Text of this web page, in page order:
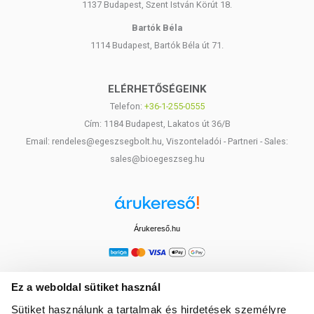
Ez a weboldal sütiket használ
Sütiket használunk a tartalmak és hirdetések személyre
1137 Budapest, Szent István Körút 18.
Bartók Béla
1114 Budapest, Bartók Béla út 71.
ELÉRHETŐSÉGEINK
Telefon: +36-1-255-0555
Cím: 1184 Budapest, Lakatos út 36/B
Email: rendeles@egeszsegbolt.hu, Viszonteladói - Partneri - Sales:
sales@bioegeszseg.hu
Árukereső.hu